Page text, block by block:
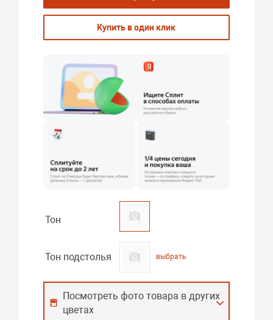
Купить в один клик
Тон
Тон подстолья выбрать
Посмотреть фото товара в других
цветах